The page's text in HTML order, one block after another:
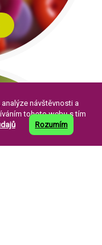
návštěvnosti a
tohoto webu s tím
Rozumím